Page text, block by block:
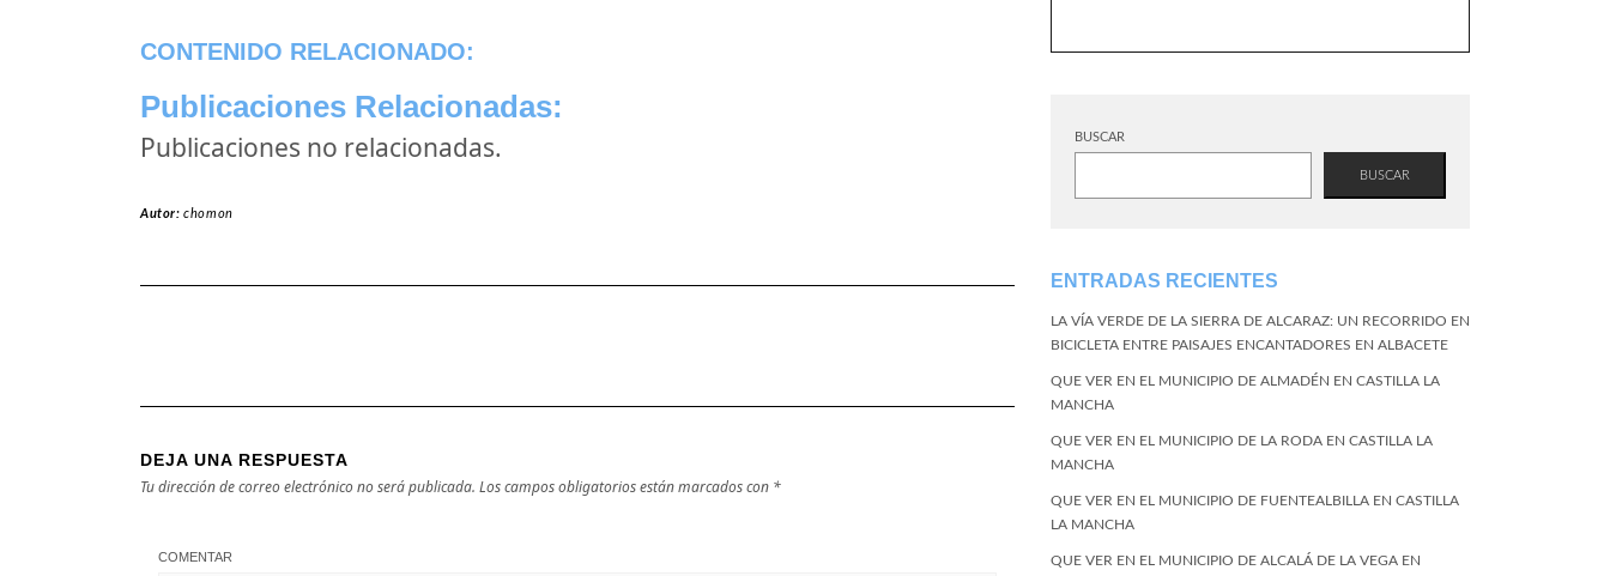
CONTENIDO RELACIONADO:
Publicaciones Relacionadas:
Publicaciones no relacionadas.
Autor:chomon
DEJA UNA RESPUESTA
Tu dirección de correo electrónico no será publicada. Los campos obligatorios están marcados con *
COMENTAR
BUSCAR
BUSCAR
ENTRADAS RECIENTES
LA VÍA VERDE DE LA SIERRA DE ALCARAZ: UN RECORRIDO EN
BICICLETA ENTRE PAISAJES ENCANTADORES EN ALBACETE
QUE VER EN EL MUNICIPIO DE ALMADÉN EN CASTILLA LA
MANCHA
QUE VER EN EL MUNICIPIO DE LA RODA EN CASTILLA LA
MANCHA
QUE VER EN EL MUNICIPIO DE FUENTEALBILLA EN CASTILLA
LA MANCHA
QUE VER EN EL MUNICIPIO DE ALCALÁ DE LA VEGA EN